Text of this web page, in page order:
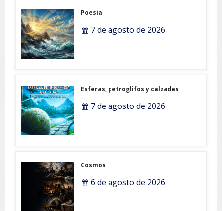
Poesia
7 de agosto de 2026
Esferas, petroglifos y calzadas
7 de agosto de 2026
Cosmos
6 de agosto de 2026